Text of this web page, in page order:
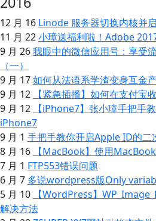
12 月 16 Linode 服务器切换内核并
11 月 22小璋送福利啦！Adobe
9 月 26我眼中的微信应用号：享受
（一）
9 月 17如何从法语系学渣变身互金
9 月 12
【紧急插播】如何在支付宝
9 月 12
【iPhone7】张小璋手把手
iPhone7
9 月 1 手把手教你开启Apple ID的二
8 月 16
【MacBook】使用
7 月 1 FTP553错误问题
6 月 7 多说wordpress版Only
5 月 10
【WordPress】
解决方法